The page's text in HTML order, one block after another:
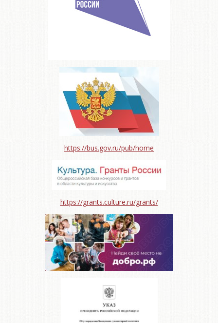
https://bus.gov.ru/pub/home
https://grants.culture.ru/grants/